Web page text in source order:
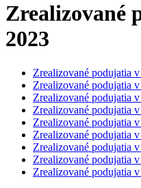
Zrealizované
2023
Zrealizované podujatia
Zrealizované podujatia
Zrealizované podujatia
Zrealizované podujatia
Zrealizované podujatia
Zrealizované podujatia
Zrealizované podujatia
Zrealizované podujatia
Zrealizované podujatia